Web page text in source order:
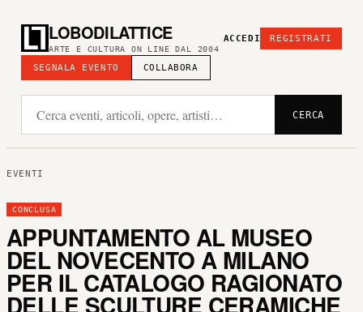
LOBODILATTICE
ARTE E CULTURA ON LINE DAL 2004
SEGNALA EVENTO COLLABORA
ACCEDI REGISTRATI
CERCA
EVENTI
CONCLUSA
APPUNTAMENTO AL MUSEO
DEL NOVECENTO A MILANO
PER IL CATALOGO RAGIONATO
DELLE SCULTURE CERAMICHE